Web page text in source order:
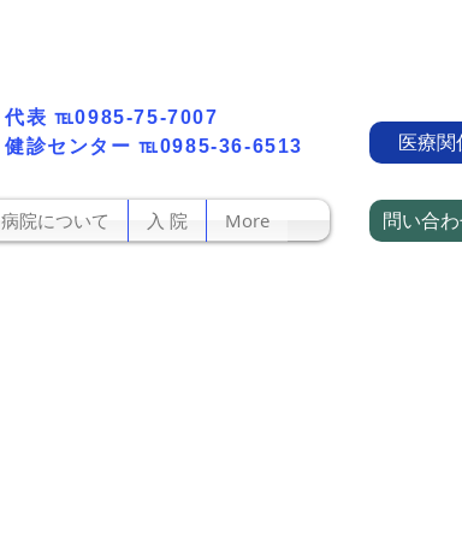
​健診センター℡0985-36-6513
代表​ ℡0985-75-7007
医療関
病院について 入 院 More 問い合